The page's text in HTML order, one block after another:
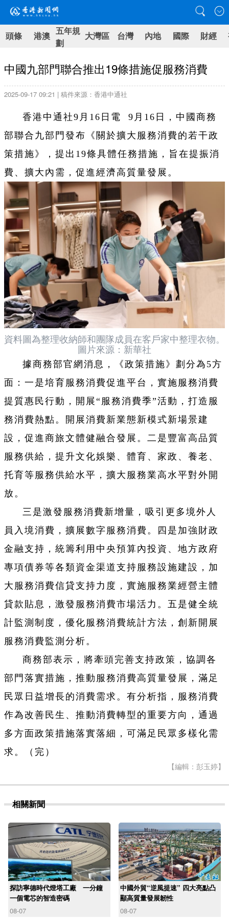
頭條 港澳 五年規
劃
大灣區 台灣 內地 國際 財經
中國九部門聯合推出19條措施促服務消費
2025-09-17 09:21 | 稿件來源：香港中通社
香港中通社9月16日電 9月16日，中國商務
部聯合九部門發布《關於擴大服務消費的若干政
策措施》，提出19條具體任務措施，旨在提振消
費、擴大內需，促進經濟高質量發展。
資料圖為整理收納師和團隊成員在客戶家中整理衣物。
圖片來源：新華社
據商務部官網消息，《政策措施》劃分為5方
面：一是培育服務消費促進平台，實施服務消費
提質惠民行動，開展“服務消費季”活動，打造服
務消費熱點。開展消費新業態新模式新場景建
設，促進商旅文體健融合發展。二是豐富高品質
服務供給，提升文化娛樂、體育、家政、養老、
托育等服務供給水平，擴大服務業高水平對外開
放。
三是激發服務消費新增量，吸引更多境外人
員入境消費，擴展數字服務消費。四是加強財政
金融支持，統籌利用中央預算內投資、地方政府
專項債券等各類資金渠道支持服務設施建設，加
大服務消費信貸支持力度，實施服務業經營主體
貸款貼息，激發服務消費市場活力。五是健全統
計監測制度，優化服務消費統計方法，創新開展
服務消費監測分析。
商務部表示，將牽頭完善支持政策，協調各
部門落實措施，推動服務消費高質量發展，滿足
民眾日益增長的消費需求。有分析指，服務消費
作為改善民生、推動消費轉型的重要方向，通過
多方面政策措施落實落細，可滿足民眾多樣化需
求。（完）
【編輯：彭玉婷】
相關新聞
探訪寧德時代燈塔工廠 一分鐘
一個電芯的智造密碼
08-07
中國外貿“逆風提速” 四大亮點凸
顯高質量發展韌性
08-07